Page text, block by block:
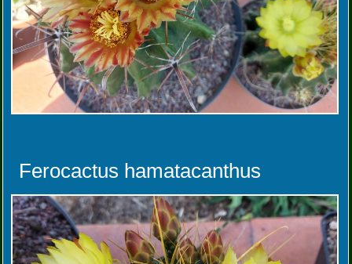
Ferocactus hamatacanthus